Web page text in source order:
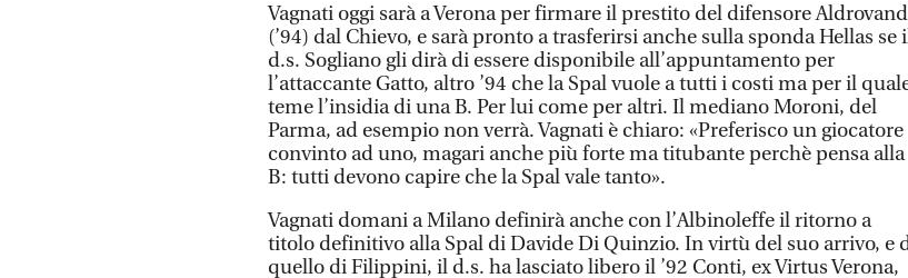
Vagnati oggi sarà a Verona per firmare il prestito del difensore
(’94) dal Chievo, e sarà pronto a trasferirsi anche sulla sponda Hellas se
d.s. Sogliano gli dirà di essere disponibile all’appuntamento per
l’attaccante Gatto, altro ’94 che la Spal vuole a tutti i costi ma per il
teme l’insidia di una B. Per lui come per altri. Il mediano Moroni, del
Parma, ad esempio non verrà. Vagnati è chiaro: «Preferisco un giocatore
convinto ad uno, magari anche più forte ma titubante perchè pensa alla
B: tutti devono capire che la Spal vale tanto».
Vagnati domani a Milano definirà anche con l’Albinoleffe il ritorno a
titolo definitivo alla Spal di Davide Di Quinzio. In virtù del suo arrivo, e
quello di Filippini, il d.s. ha lasciato libero il ’92 Conti, ex Virtus Verona,